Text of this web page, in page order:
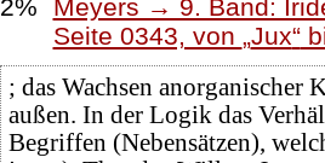
2%
Meyers → 9. Band:
Seite 0343, von Jux
; das Wachsen anorganischer
außen. In der Logik das
Begriffen (Nebensätzen),